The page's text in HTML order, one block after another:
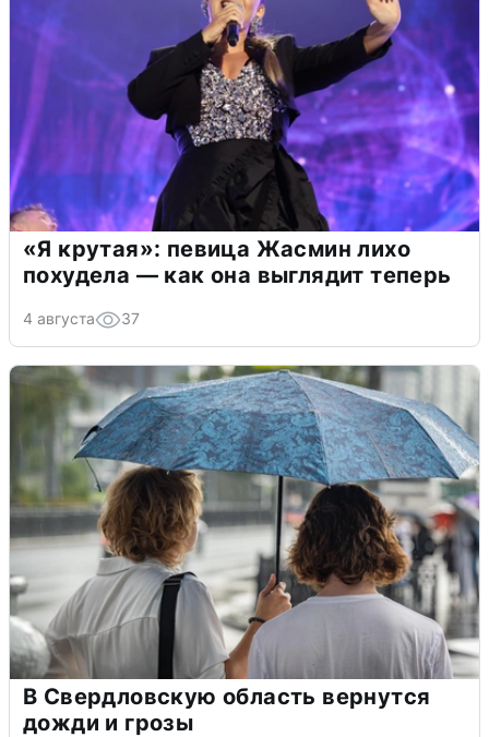
«Я крутая»: певица Жасмин лихо
похудела — как она выглядит теперь
4 августа 37
В Свердловскую область вернутся
дожди и грозы